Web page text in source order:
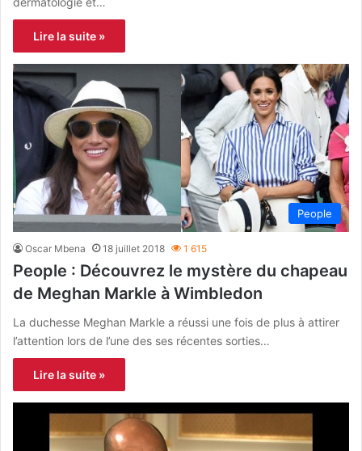
Lire la suite »
People
Oscar Mbena 18 juillet 2018 1 615
People : Découvrez le mystère du chapeau
de Meghan Markle à Wimbledon
La duchesse Meghan Markle a réussi une fois de plus à attirer
l’attention lors de l’une des ses récentes sorties…
Lire la suite »